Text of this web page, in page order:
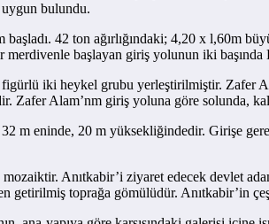
uygun bulundu.
başladı. 42 ton ağırlığındaki; 4,20 x l,60m
merdivenle başlayan giriş yolunun iki
iki heykel grubu yerleştirilmiştir. Zafer
Zafer Alam’nm giriş yoluna göre solunda,
m eninde, 20 m yüksekliğindedir. Girişe
mozaiktir. Anıtkabir’i ziyaret edecek devlet
getirilmiş toprağa gömülüdür. Anıtkabir’in